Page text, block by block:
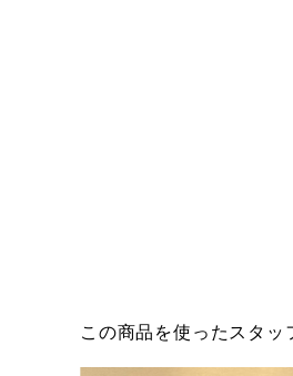
この商品を使ったスタッ